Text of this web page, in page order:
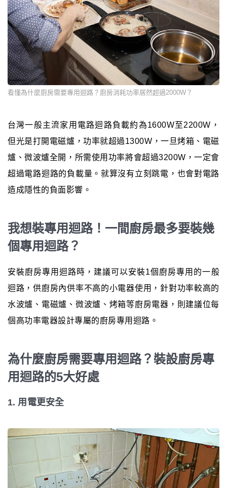
看懂為什麼廚房需要專用迴路？廚房消耗功率居然超過2000W？
台灣一般主流家用電路迴路負載約為1600W至2200W，
但光是打開電磁爐，功率就超過1300W，一旦烤箱、電磁
爐、微波爐全開，所需使用功率將會超過3200W，一定會
超過電路迴路的負載量。就算沒有立刻跳電，也會對電路
造成隱性的負面影響。
我想裝專用迴路！一間廚房最多要裝幾
個專用迴路？
安裝廚房專用迴路時，建議可以安裝1個廚房專用的一般
迴路，供廚房內供率不高的小電器使用，針對功率較高的
水波爐、電磁爐、微波爐、烤箱等廚房電器，則建議位每
個高功率電器設計專屬的廚房專用迴路。
為什麼廚房需要專用迴路？裝設廚房專
用迴路的5大好處
1. 用電更安全